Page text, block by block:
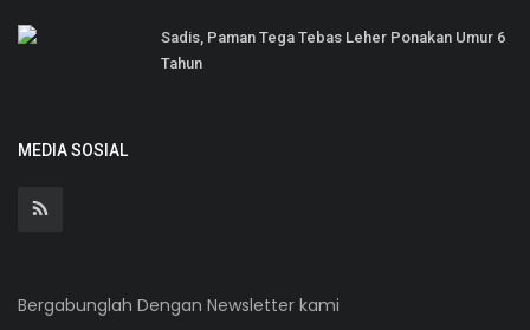
Sadis, Paman Tega Tebas Leher Ponakan Umur 6
Tahun
MEDIA SOSIAL
Bergabunglah Dengan Newsletter kami